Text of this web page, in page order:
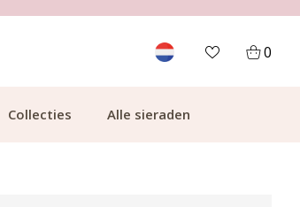
0
Collecties Alle sieraden